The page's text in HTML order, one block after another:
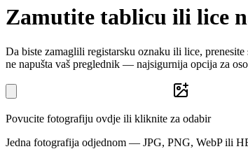
Zamutite tablicu ili lice
Da biste zamaglili registarsku oznaku ili lice,
ne napušta vaš preglednik — najsigurnija opcija za
Povucite fotografiju ovdje ili kliknite za odabir
Jedna fotografija odjednom — JPG, PNG, WebP ili